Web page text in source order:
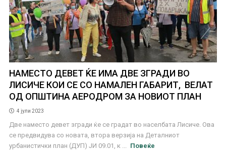
НАМЕСТО ДЕВЕТ ЌЕ ИМА ДВЕ ЗГРАДИ ВО
ЛИСИЧЕ КОИ СЕ СО НАМАЛЕН ГАБАРИТ, ВЕЛАТ
ОД ОПШТИНА АЕРОДРОМ ЗА НОВИОТ ПЛАН
4 јули 2023
Две наместо девет згради ќе се градат во населбата Лисиче. Ова
се предвидува со новата, втора верзија на Деталниот
урбанистички план (ДУП) ЈИ 09.01, к ...
Повеќе